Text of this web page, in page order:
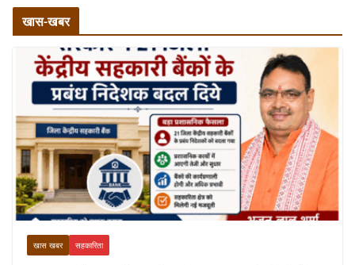
खास-खबर
खास खबर सहकारिता